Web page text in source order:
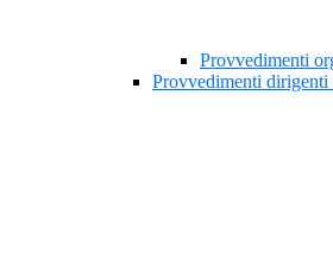
Provvedimenti
Provvedimenti